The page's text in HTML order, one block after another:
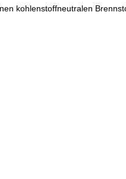
kohlenstoffneutralen